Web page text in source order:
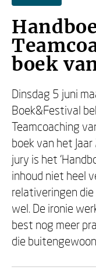
boek
Dinsdag 5 juni
Boek&Festival
Teamcoaching
boek van het
jury is het
inhoud niet heel
relativeringen
wel. De ironie
best nog meer
die